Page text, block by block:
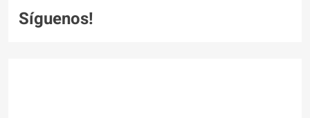
Síguenos!